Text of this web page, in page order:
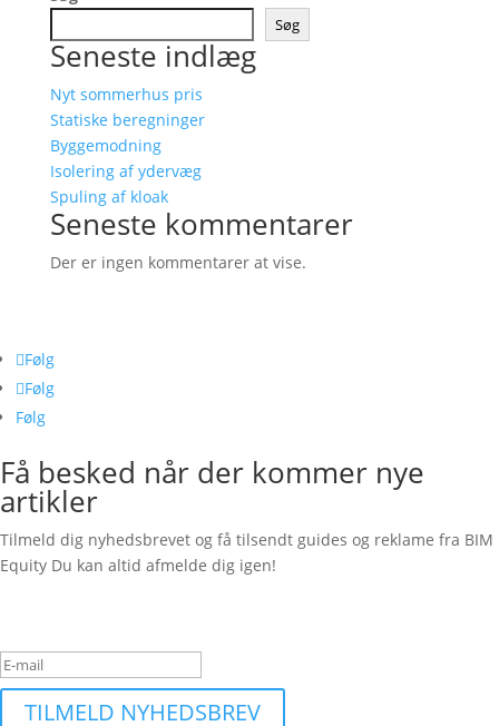
Søg
Seneste indlæg
Nyt sommerhus pris
Statiske beregninger
Byggemodning
Isolering af ydervæg
Spuling af kloak
Seneste kommentarer
Der er ingen kommentarer at vise.
Følg
Følg
Følg
Få besked når der kommer nye
artikler
Tilmeld dig nyhedsbrevet og få tilsendt guides og reklame fra BIM
Equity Du kan altid afmelde dig igen!
TILMELD NYHEDSBREV